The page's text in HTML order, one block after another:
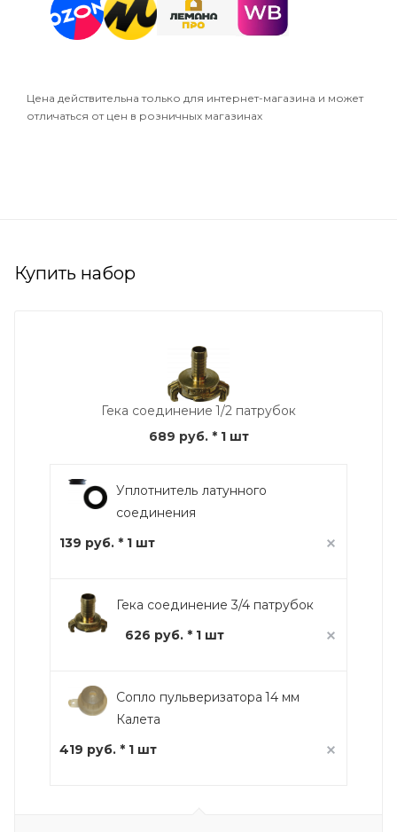
Цена действительна только для интернет-магазина и может
отличаться от цен в розничных магазинах
Купить набор
Гека соединение 1/2 патрубок
689 руб.* 1 шт
Уплотнитель латунного
соединения
139 руб. * 1 шт
Гека соединение 3/4 патрубок
626 руб. * 1 шт
Сопло пульверизатора 14 мм
Калета
419 руб. * 1 шт